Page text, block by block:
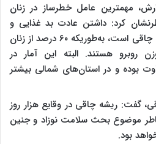
مهمترین عامل خطرساز در زنان
کرد: داشتن عادت بد غذایی و
بی‌تحرکی، عامل اصلی ابتلا به چاقی است، به‌طوریکه ۶۰ درصد از زنان
روبرو هستند. البته این آمار در
بوده و در استان‌های شمالی بیشتر
گفت: ریشه چاقی در وقایع هزار روز
موضوع بحث سلامت نوزاد و جنین
بود.